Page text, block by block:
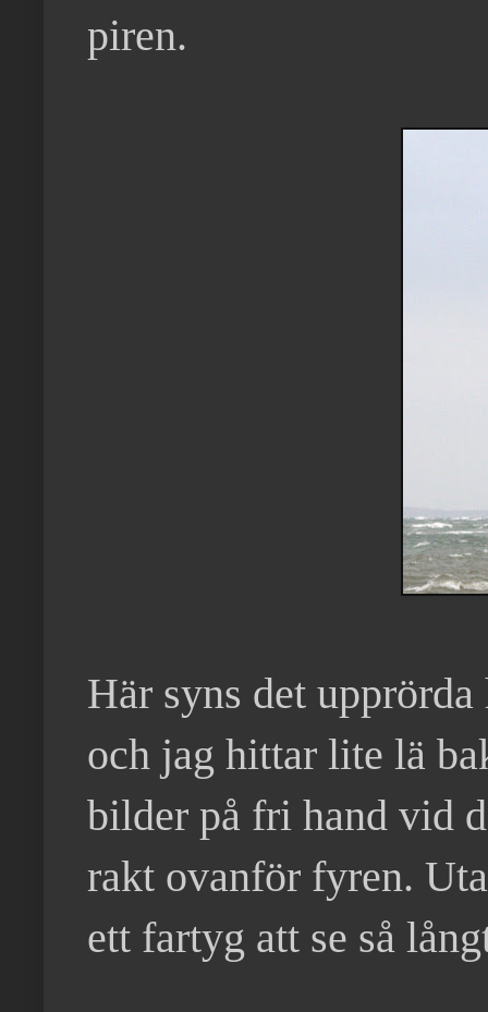
piren.
Här syns det
och jag hittar lite lä
bilder på fri hand vid
rakt ovanför fyren.
ett fartyg att se så